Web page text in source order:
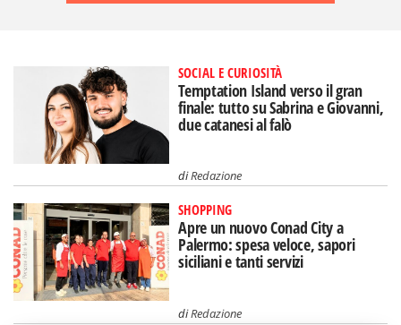
SOCIAL E CURIOSITÀ
Temptation Island verso il gran
finale: tutto su Sabrina e Giovanni,
due catanesi al falò
diRedazione
SHOPPING
Apre un nuovo Conad City a
Palermo: spesa veloce, sapori
siciliani e tanti servizi
diRedazione